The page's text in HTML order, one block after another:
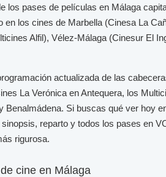
los pases de películas en Málaga
en los cines de Marbella (Cinesa La
Alfil), Vélez-Málaga (Cinesur El
actualizada de las
La Verónica en Antequera, los
Benalmádena. Si buscas qué ver hoy
reparto y todos los pases en
rigurosa.
cine en Málaga